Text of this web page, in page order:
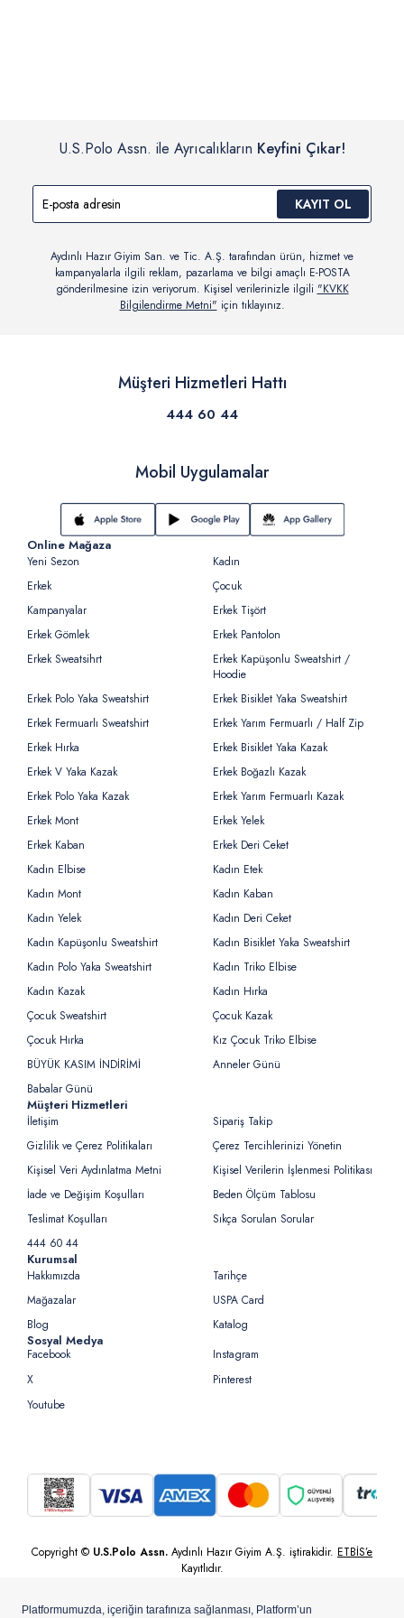
U.S.Polo Assn. ile Ayrıcalıkların Keyfini Çıkar!
KAYIT OL
Aydınlı Hazır Giyim San. ve Tic. A.Ş. tarafından ürün, hizmet ve
kampanyalarla ilgili reklam, pazarlama ve bilgi amaçlı E-POSTA
gönderilmesine izin veriyorum. Kişisel verilerinizle ilgili "KVKK
Bilgilendirme Metni" için tıklayınız.
Müşteri Hizmetleri Hattı
444 60 44
Mobil Uygulamalar
Online Mağaza
Yeni Sezon
Kadın
Erkek
Çocuk
Kampanyalar
Erkek Tişört
Erkek Gömlek
Erkek Pantolon
Erkek Sweatsihrt
Erkek Kapüşonlu Sweatshirt /
Hoodie
Erkek Polo Yaka Sweatshirt
Erkek Bisiklet Yaka Sweatshirt
Erkek Fermuarlı Sweatshirt
Erkek Yarım Fermuarlı / Half Zip
Erkek Hırka
Erkek Bisiklet Yaka Kazak
Erkek V Yaka Kazak
Erkek Boğazlı Kazak
Erkek Polo Yaka Kazak
Erkek Yarım Fermuarlı Kazak
Erkek Mont
Erkek Yelek
Erkek Kaban
Erkek Deri Ceket
Kadın Elbise
Kadın Etek
Kadın Mont
Kadın Kaban
Kadın Yelek
Kadın Deri Ceket
Kadın Kapüşonlu Sweatshirt
Kadın Bisiklet Yaka Sweatshirt
Kadın Polo Yaka Sweatshirt
Kadın Triko Elbise
Kadın Kazak
Kadın Hırka
Çocuk Sweatshirt
Çocuk Kazak
Çocuk Hırka
Kız Çocuk Triko Elbise
BÜYÜK KASIM İNDİRİMİ
Anneler Günü
Babalar Günü
Müşteri Hizmetleri
İletişim
Sipariş Takip
Gizlilik ve Çerez Politikaları
Çerez Tercihlerinizi Yönetin
Kişisel Veri Aydınlatma Metni
Kişisel Verilerin İşlenmesi Politikası
İade ve Değişim Koşulları
Beden Ölçüm Tablosu
Teslimat Koşulları
Sıkça Sorulan Sorular
444 60 44
Kurumsal
Hakkımızda
Tarihçe
Mağazalar
USPA Card
Blog
Katalog
Sosyal Medya
Facebook
Instagram
X
Pinterest
Youtube
Copyright © U.S.Polo Assn. Aydınlı Hazır Giyim A.Ş. iştirakidir. ETBİS’e
Kayıtlıdır.